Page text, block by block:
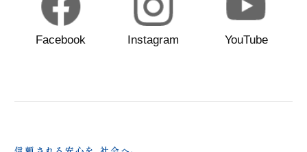
Facebook Instagram YouTube